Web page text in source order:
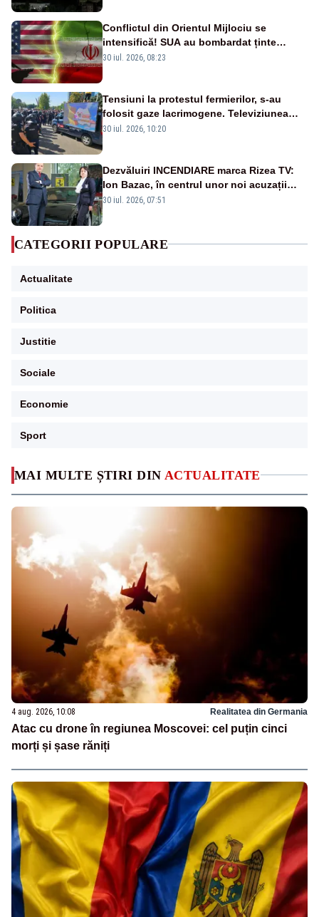
MAI MULTE ȘTIRI DIN ACTUALITATE
4 aug. 2026, 10:08 Realitatea din Germania
Atac cu drone în regiunea Moscovei: cel puțin cinci
morți și șase răniți
Conflictul din Orientul Mijlociu se
intensifică! SUA au bombardat ținte
militare din Iran
30 iul. 2026, 08:23
Tensiuni la protestul fermierilor, s-au
folosit gaze lacrimogene. Televiziunea
Poporului face apel la calm – LIVE TEXT
30 iul. 2026, 10:20
Dezvăluiri INCENDIARE marca Rizea TV:
Ion Bazac, în centrul unor noi acuzații
publice
30 iul. 2026, 07:51
CATEGORII POPULARE
Actualitate
Politica
Justitie
Sociale
Economie
Sport